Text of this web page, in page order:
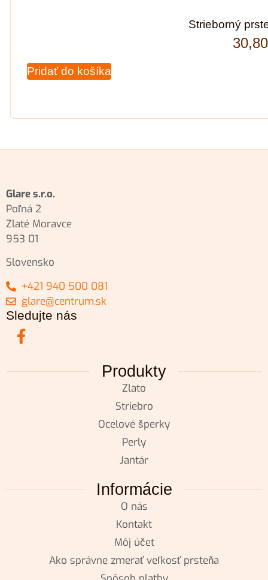
Strieborný
Pridať do košíka
Glare s.r.o.
Poľná 2
Zlaté Moravce
953 01
Slovensko
+421 940 500 081
glare@centrum.sk
Sledujte nás
Produkty
Zlato
Striebro
Ocelové šperky
Perly
Jantár
Informácie
O nás
Kontakt
Môj účet
Ako správne zmerať veľkosť prsteňa